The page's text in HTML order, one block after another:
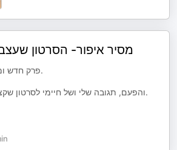
מסיר איפור- הסרטון
פרק חדש ומצולם של מסיר איפור.
והפעם, תגובה שלי ושל חיימי לסרטון שקצת עצבן את התעשייה.